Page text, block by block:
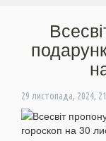
29 листопада, 2024,